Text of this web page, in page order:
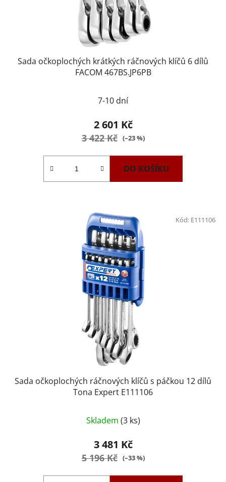
Sada očkoplochých krátkých ráčnových klíčů 6 dílů
FACOM 467BS.JP6PB
7-10 dní
2 601 Kč
3 422 Kč (–23 %)
DO KOŠÍKU
Sada očkoplochých ráčnových klíčů s páčkou 12 dílů
Tona Expert E111106
hodnocení
produktu
je
Skladem (3 ks)
3 481 Kč
5 196 Kč (–33 %)
Kód: E111106